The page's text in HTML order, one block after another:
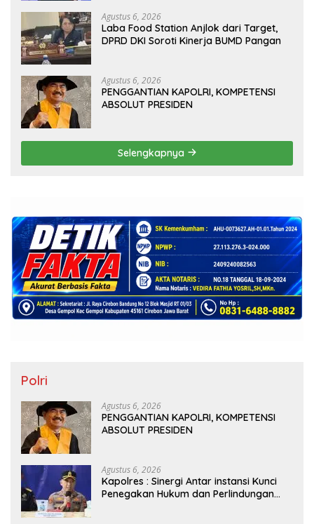
Agustus 6, 2026
Laba Food Station Anjlok dari Target,
DPRD DKI Soroti Kinerja BUMD Pangan
Agustus 6, 2026
PENGGANTIAN KAPOLRI, KOMPETENSI
ABSOLUT PRESIDEN
Selengkapnya
Polri
Agustus 6, 2026
PENGGANTIAN KAPOLRI, KOMPETENSI
ABSOLUT PRESIDEN
Agustus 6, 2026
Kapolres : Sinergi Antar instansi Kunci
Penegakan Hukum dan Perlindungan